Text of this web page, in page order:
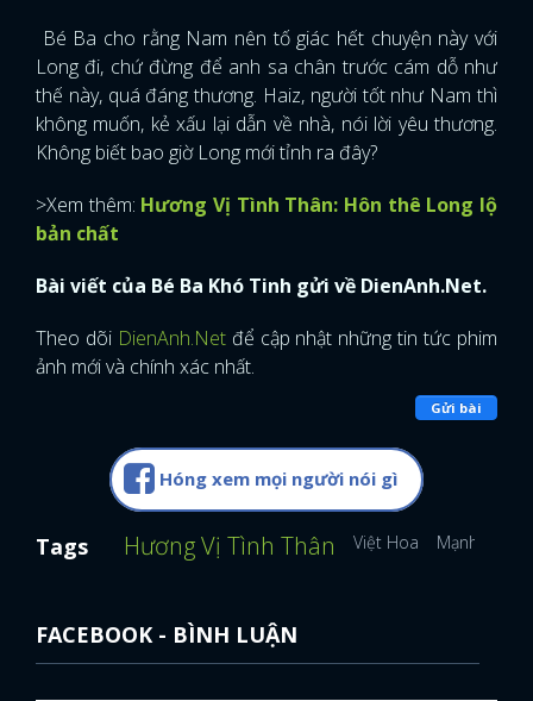
ĐĂNG NHẬP
Bé Ba cho rằng Nam nên tố giác hết chuyện này với
Long đi, chứ đừng để anh sa chân trước cám dỗ như
thế này, quá đáng thương. Haiz, người tốt như Nam thì
không muốn, kẻ xấu lại dẫn về nhà, nói lời yêu thương.
Không biết bao giờ Long mới tỉnh ra đây?
>Xem thêm: Hương Vị Tình Thân: Hôn thê Long lộ
bản chất
Bài viết của Bé Ba Khó Tinh gửi về DienAnh.Net.
Theo dõi DienAnh.Netđể cập nhật những tin tức phim
ảnh mới và chính xác nhất.
Gửi bài
Hóng xem mọi người nói gì
Tags Hương Vị Tình Thân Việt Hoa Mạnh
FACEBOOK - BÌNH LUẬN